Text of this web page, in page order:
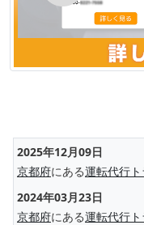
2025年12月09日
京都府にある運転代行ト
2024年03月23日
京都府にある運転代行ト